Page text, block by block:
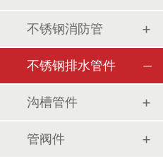
不锈钢消防管
不锈钢排水管件
沟槽管件
管阀件